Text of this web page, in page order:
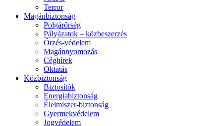
Terror
Magánbiztonság
Polgárőrség
Pályázatok – közbeszerzés
Őrzés-védelem
Magánnyomozás
Céghírek
Oktatás
Közbiztonság
Biztosítók
Energiabiztonság
Élelmiszer-biztonság
Gyermekvédelem
Jogvédelem